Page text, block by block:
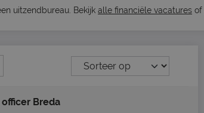
uitzendbureau. Bekijk alle financiële vacatures of
Breda